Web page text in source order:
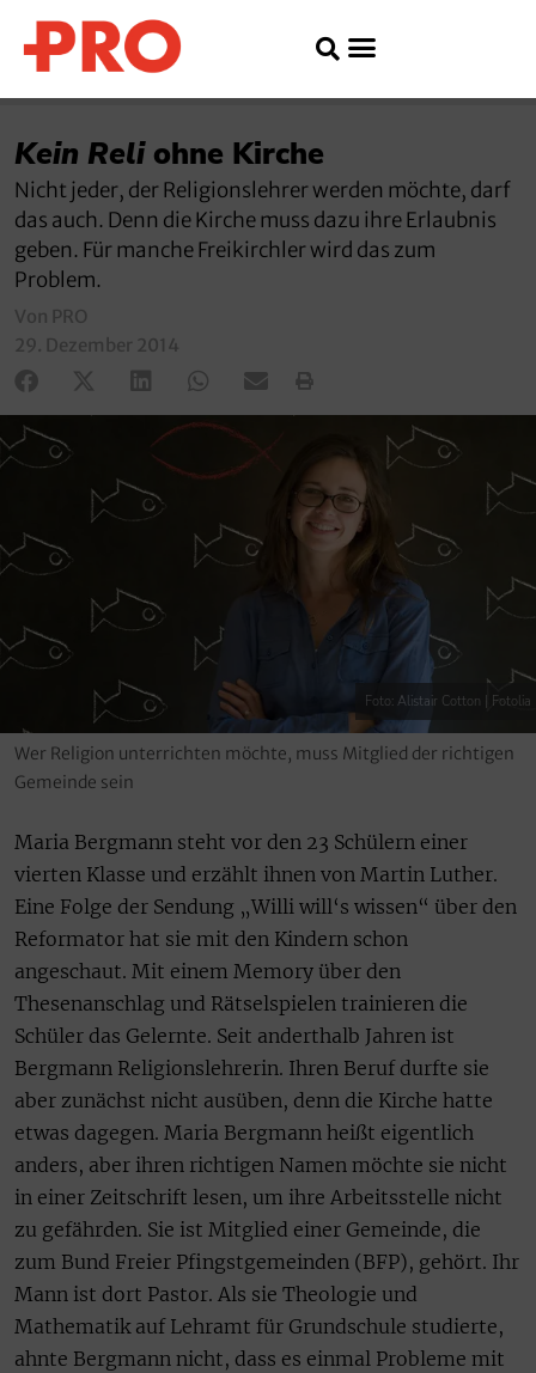
Kein Reliohne Kirche
Nicht jeder, der Religionslehrer werden möchte, darf
das auch. Denn die Kirche muss dazu ihre Erlaubnis
geben. Für manche Freikirchler wird das zum
Problem.
Von PRO
29. Dezember 2014
Foto: Alistair Cotton | Fotolia
Wer Religion unterrichten möchte, muss Mitglied der richtigen
Gemeinde sein
Maria Bergmann steht vor den 23 Schülern einer
vierten Klasse und erzählt ihnen von Martin Luther.
Eine Folge der Sendung „Willi will‘s wissen“ über den
Reformator hat sie mit den Kindern schon
angeschaut. Mit einem Memory über den
Thesenanschlag und Rätselspielen trainieren die
Schüler das Gelernte. Seit anderthalb Jahren ist
Bergmann Religionslehrerin. Ihren Beruf durfte sie
aber zunächst nicht ausüben, denn die Kirche hatte
etwas dagegen. Maria Bergmann heißt eigentlich
anders, aber ihren richtigen Namen möchte sie nicht
in einer Zeitschrift lesen, um ihre Arbeitsstelle nicht
zu gefährden. Sie ist Mitglied einer Gemeinde, die
zum Bund Freier Pfingstgemeinden (BFP), gehört. Ihr
Mann ist dort Pastor. Als sie Theologie und
Mathematik auf Lehramt für Grundschule studierte,
ahnte Bergmann nicht, dass es einmal Probleme mit